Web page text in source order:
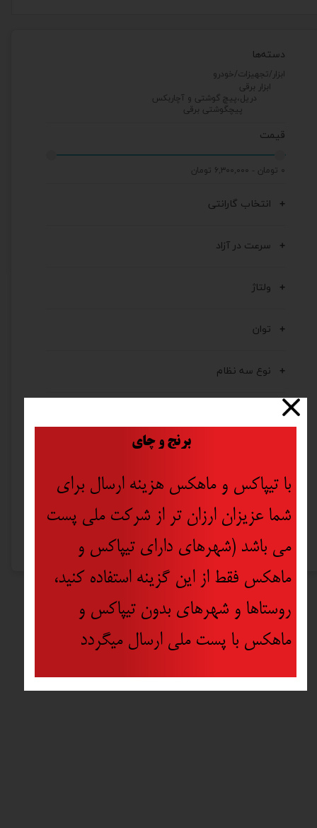
دسته‌ها
ابزار/تجهیزات/خودرو
ابزار برقی
دریل،پیچ گوشتی و آچاربکس
پیچگوشتی برقی
قیمت
۰ تومان - ۶,۳۰۰,۰۰۰ تومان
انتخاب گارانتی
سرعت در آزاد
ولتاژ
توان
نوع سه نظام
کشور تولید کننده
کشور مونتاژ کننده
برنج و چای
با تیپاکس و ماهکس هزینه ارسال برای
شما عزیزان ارزان تر از شرکت ملی پست
می باشد (شهرهای دارای تیپاکس و
ماهکس فقط از این گزینه استفاده کنید،
روستاها و شهرهای بدون تیپاکس و
ماهکس با پست ملی ارسال میگردد